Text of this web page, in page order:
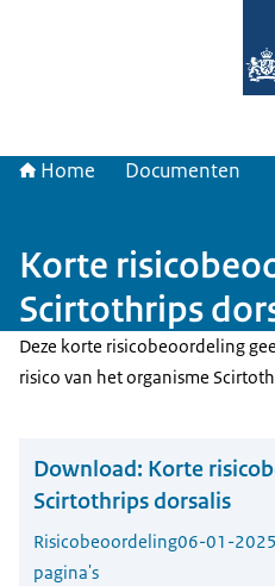
Home Documenten
Korte
Scirtothrips
Deze korte risicobeoordeling
risico van het organisme
Download: Korte
Scirtothrips dorsalis
Risicobeoordeling06-01-2025
pagina's